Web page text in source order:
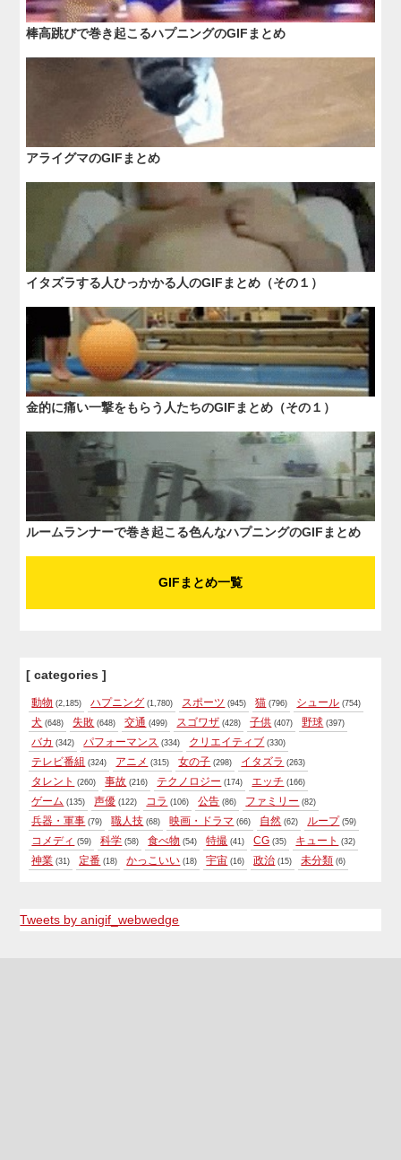
棒高跳びで巻き起こるハプニングのGIFまとめ
アライグマのGIFまとめ
イタズラする人ひっかかる人のGIFまとめ（その１）
金的に痛い一撃をもらう人たちのGIFまとめ（その１）
ルームランナーで巻き起こる色んなハプニングのGIFまとめ
GIFまとめ一覧
[ categories ]
動物 (2,185) ハプニング (1,780) スポーツ (945) 猫 (796) シュール (754)
犬 (648) 失敗 (648) 交通 (499) スゴワザ (428) 子供 (407) 野球 (397)
バカ (342) パフォーマンス (334) クリエイティブ (330)
テレビ番組 (324) アニメ (315) 女の子 (298) イタズラ (263)
タレント (260) 事故 (216) テクノロジー (174) エッチ (166)
ゲーム (135) 声優 (122) コラ (106) 公告 (86) ファミリー (82)
兵器・軍事 (79) 職人技 (68) 映画・ドラマ (66) 自然 (62) ループ (59)
コメディ (59) 科学 (58) 食べ物 (54) 特撮 (41) CG (35) キュート (32)
神業 (31) 定番 (18) かっこいい (18) 宇宙 (16) 政治 (15) 未分類 (6)
Tweets by anigif_webwedge